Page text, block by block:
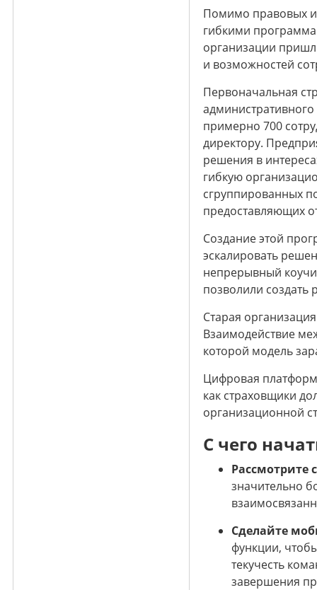
Помимо правовых и
гибкими
организации
и возможностей
Первоначальная
примерно 700
директору.
решения в
гибкую
сгруппированных
предоставляющих
Создание этой
эскалировать
непрерывный
позволили создать
Старая
Взаимодействие
которой модель
Цифровая
как страховщики
организационной
С чего
Рассмотрите
значительно
Сделайте
функции,
текучесть
завершения